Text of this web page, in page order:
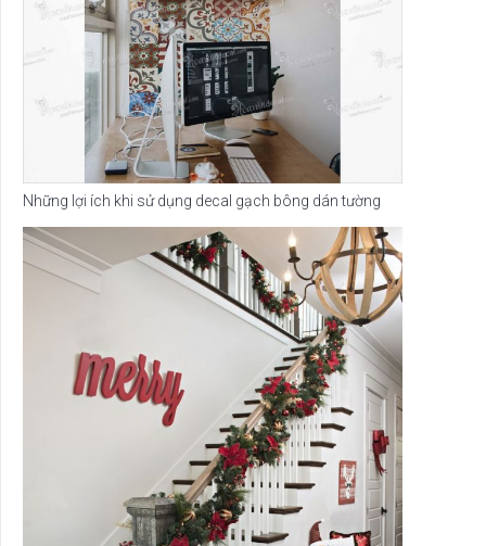
Những lợi ích khi sử dụng decal gạch bông dán tường